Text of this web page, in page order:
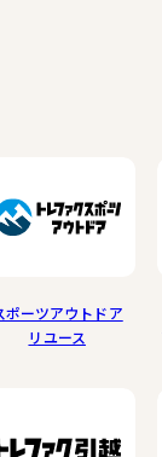
ポーツアウトドア
リユース